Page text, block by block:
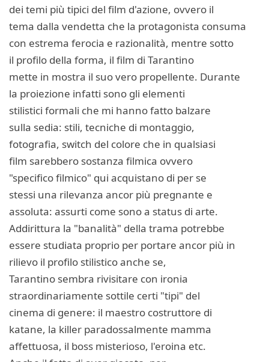
dei temi più tipici del film d'azione, ovvero il
tema dalla vendetta che la protagonista consuma
con estrema ferocia e razionalità, mentre sotto
il profilo della forma, il film di Tarantino
mette in mostra il suo vero propellente. Durante
la proiezione infatti sono gli elementi
stilistici formali che mi hanno fatto balzare
sulla sedia: stili, tecniche di montaggio,
fotografia, switch del colore che in qualsiasi
film sarebbero sostanza filmica ovvero
"specifico filmico" qui acquistano di per se
stessi una rilevanza ancor più pregnante e
assoluta: assurti come sono a status di arte.
Addirittura la "banalità" della trama potrebbe
essere studiata proprio per portare ancor più in
rilievo il profilo stilistico anche se,
Tarantino sembra rivisitare con ironia
straordinariamente sottile certi "tipi" del
cinema di genere: il maestro costruttore di
katane, la killer paradossalmente mamma
affettuosa, il boss misterioso, l'eroina etc.